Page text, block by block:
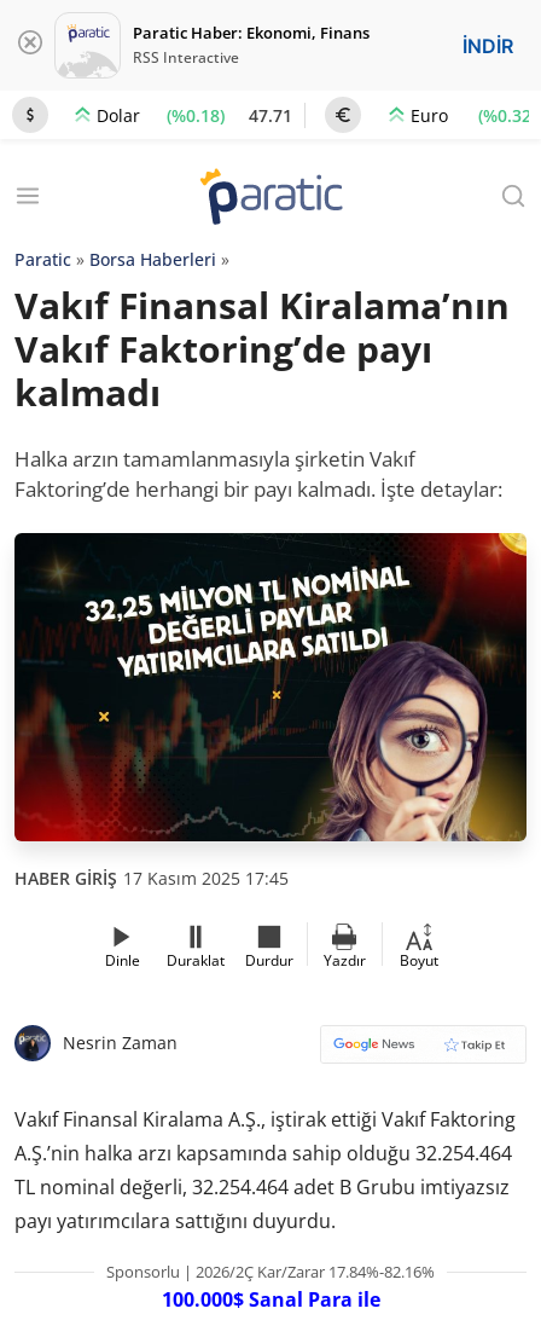
Paratic Haber: Ekonomi, Finans
RSS Interactive İNDİR
Dolar (%0.18) 47.71 Euro (%0.32)
Paratic » Borsa Haberleri »
Vakıf Finansal Kiralama’nın
Vakıf Faktoring’de payı
kalmadı
Halka arzın tamamlanmasıyla şirketin Vakıf
Faktoring’de herhangi bir payı kalmadı. İşte detaylar:
HABER GİRİŞ 17 Kasım 2025 17:45
Dinle Duraklat Durdur Yazdır Boyut
Nesrin Zaman
Vakıf Finansal Kiralama A.Ş., iştirak ettiği Vakıf Faktoring
A.Ş.’nin halka arzı kapsamında sahip olduğu 32.254.464
TL nominal değerli, 32.254.464 adet B Grubu imtiyazsız
payı yatırımcılara sattığını duyurdu.
Sponsorlu | 2026/2Ç Kar/Zarar 17.84%-82.16%
100.000$ Sanal Para ile